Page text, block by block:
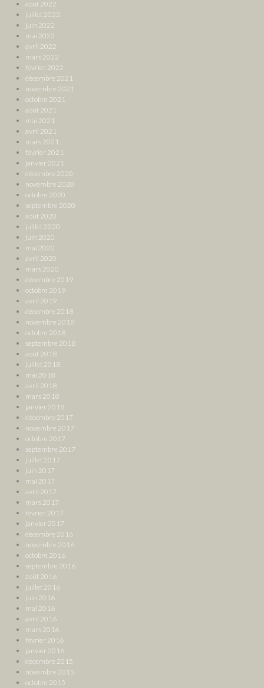
août 2022
juillet 2022
juin 2022
mai 2022
avril 2022
mars 2022
février 2022
décembre 2021
novembre 2021
octobre 2021
août 2021
mai 2021
avril 2021
mars 2021
février 2021
janvier 2021
décembre 2020
novembre 2020
octobre 2020
septembre 2020
août 2020
juillet 2020
juin 2020
mai 2020
avril 2020
mars 2020
décembre 2019
octobre 2019
avril 2019
décembre 2018
novembre 2018
octobre 2018
septembre 2018
août 2018
juillet 2018
mai 2018
avril 2018
mars 2018
janvier 2018
décembre 2017
novembre 2017
octobre 2017
septembre 2017
juillet 2017
juin 2017
mai 2017
avril 2017
mars 2017
février 2017
janvier 2017
décembre 2016
novembre 2016
octobre 2016
septembre 2016
août 2016
juillet 2016
juin 2016
mai 2016
avril 2016
mars 2016
février 2016
janvier 2016
décembre 2015
novembre 2015
octobre 2015